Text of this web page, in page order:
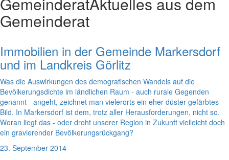
Gemeinderat
Immobilien in der Gemeinde Markersdorf
und im Landkreis Görlitz
Was die Auswirkungen des demografischen Wandels auf die
Bevölkerungsdichte im ländlichen Raum - auch rurale Gegenden
genannt - angeht, zeichnet man vielerorts ein eher düster gefärbtes
Bild. In Markersdorf ist dem, trotz aller Herausforderungen, nicht so.
Woran liegt das - oder droht unserer Region in Zukunft vielleicht doch
ein gravierender Bevölkerungsrückgang?
23. September 2014